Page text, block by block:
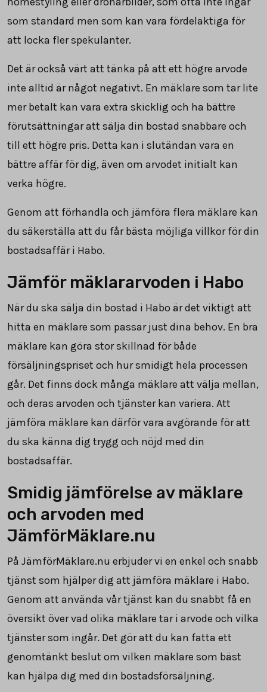
som standard men som kan vara fördelaktiga för
att locka fler spekulanter.
Det är också värt att tänka på att ett högre arvode
inte alltid är något negativt. En mäklare som tar lite
mer betalt kan vara extra skicklig och ha bättre
förutsättningar att sälja din bostad snabbare och
till ett högre pris. Detta kan i slutändan vara en
bättre affär för dig, även om arvodet initialt kan
verka högre.
Genom att förhandla och jämföra flera mäklare kan
du säkerställa att du får bästa möjliga villkor för din
bostadsaffär i Habo.
Jämför mäklararvoden i Habo
När du ska sälja din bostad i Habo är det viktigt att
hitta en mäklare som passar just dina behov. En bra
mäklare kan göra stor skillnad för både
försäljningspriset och hur smidigt hela processen
går. Det finns dock många mäklare att välja mellan,
och deras arvoden och tjänster kan variera. Att
jämföra mäklare kan därför vara avgörande för att
du ska känna dig trygg och nöjd med din
bostadsaffär.
Smidig jämförelse av mäklare
och arvoden med
JämförMäklare.nu
På JämförMäklare.nu erbjuder vi en enkel och snabb
tjänst som hjälper dig att jämföra mäklare i Habo.
Genom att använda vår tjänst kan du snabbt få en
översikt över vad olika mäklare tar i arvode och vilka
tjänster som ingår. Det gör att du kan fatta ett
genomtänkt beslut om vilken mäklare som bäst
kan hjälpa dig med din bostadsförsäljning.